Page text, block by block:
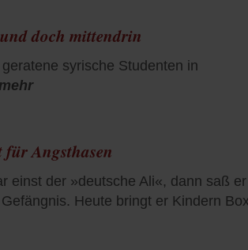
doch mittendrin
syrische Studenten in
für Angsthasen
einst der »deutsche Ali«, dann saß er
Heute bringt er Kindern